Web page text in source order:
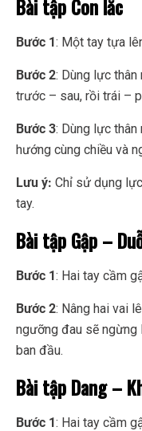
Bài tập Con lắc
Bước 1: Một tay tựa
Bước 2: Dùng lực
trước – sau, rồi trái –
Bước 3: Dùng lực
hướng cùng chiều và
Lưu ý: Chỉ sử dụng
tay.
Bài tập Gập –
Bước 1: Hai tay cầm
Bước 2: Nâng hai vai
ngưỡng đau sẽ
ban đầu.
Bài tập Dang –
Bước 1: Hai tay cầm